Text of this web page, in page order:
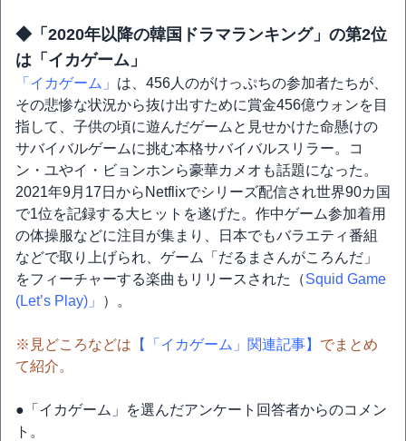
◆「2020年以降の韓国ドラマランキング」の第2位
は「イカゲーム」
「イカゲーム」 は、456人のがけっぷちの参加者たちが、
その悲惨な状況から抜け出すために賞金456億ウォンを目
指して、子供の頃に遊んだゲームと見せかけた命懸けの
サバイバルゲームに挑む本格サバイバルスリラー。コ
ン・ユやイ・ビョンホンら豪華カメオも話題になった。
2021年9月17日からNetflixでシリーズ配信され世界90カ国
で1位を記録する大ヒットを遂げた。作中ゲーム参加着用
の体操服などに注目が集まり、日本でもバラエティ番組
などで取り上げられ、ゲーム「だるまさんがころんだ」
をフィーチャーする楽曲もリリースされた（Squid Game
(Let’s Play)」
）。
※見どころなどは 【「イカゲーム」関連記事】 でまとめ
て紹介。
●「イカゲーム」を選んだアンケート回答者からのコメン
ト。